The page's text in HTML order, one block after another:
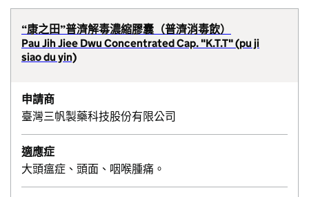
“康之田”普濟解毒濃縮膠囊（普濟消毒飲）
Pau Jih Jiee Dwu Concentrated Cap. "K.T.T" (pu ji
siao du yin)
申請商
臺灣三帆製藥科技股份有限公司
適應症
大頭瘟症、頭面、咽喉腫痛。